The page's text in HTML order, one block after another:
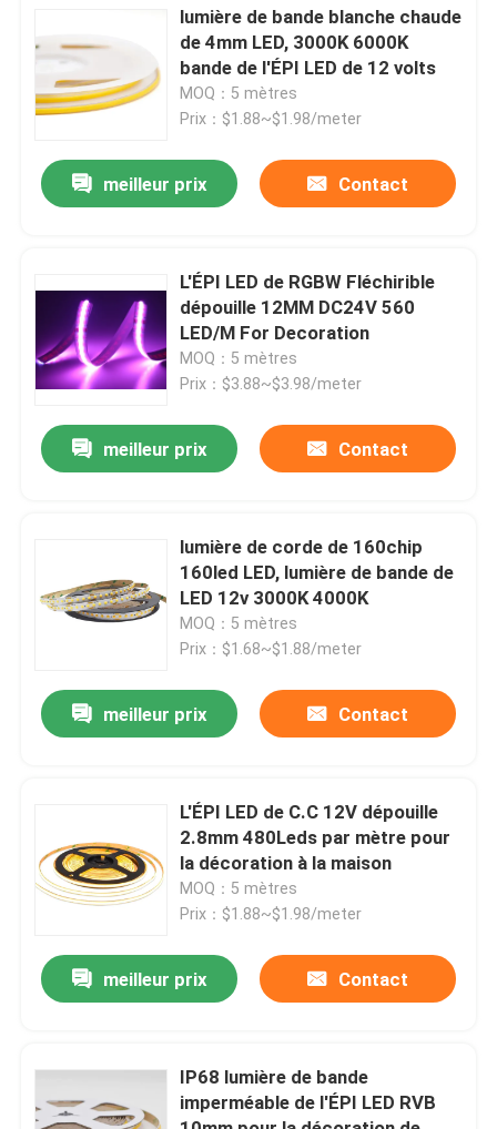
Au sujet de nous
Visite d'usine
Contactez-nous
Nouvelles
Profil monté extérieur de LED
Profil de la plaque de plâtre LED
lumière de bande blanche chaude
de 4mm LED, 3000K 6000K
bande de l'ÉPI LED de 12 volts
MOQ：5 mètres
Prix：$1.88~$1.98/meter
meilleur prix Contact
L'ÉPI LED de RGBW Fléchirible
dépouille 12MM DC24V 560
LED/M For Decoration
MOQ：5 mètres
Prix：$3.88~$3.98/meter
meilleur prix Contact
lumière de corde de 160chip
160led LED, lumière de bande de
LED 12v 3000K 4000K
MOQ：5 mètres
Prix：$1.68~$1.88/meter
meilleur prix Contact
L'ÉPI LED de C.C 12V dépouille
2.8mm 480Leds par mètre pour
la décoration à la maison
MOQ：5 mètres
Prix：$1.88~$1.98/meter
meilleur prix Contact
IP68 lumière de bande
imperméable de l'ÉPI LED RVB